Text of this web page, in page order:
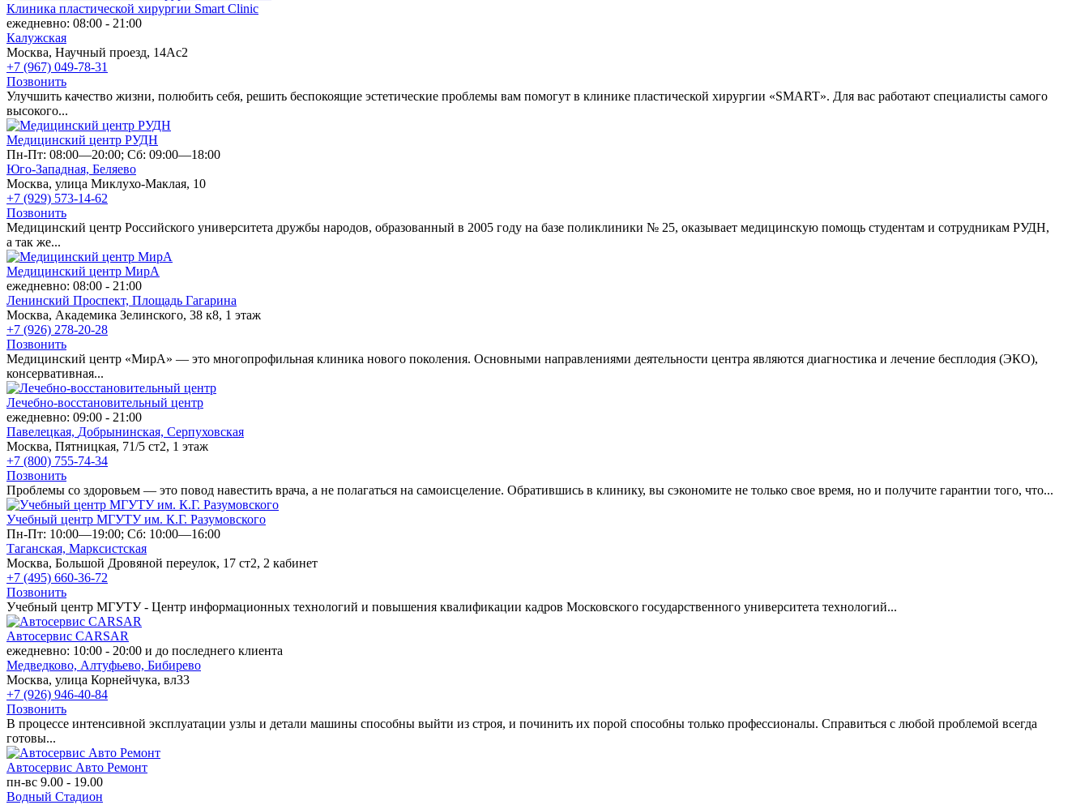
Клиника пластической хирургии Smart Clinic
ежедневно: 08:00 - 21:00
Калужская
Москва, Научный проезд, 14Ас2
+7 (967) 049-78-31
Позвонить
Улучшить качество жизни, полюбить себя, решить беспокоящие эстетические проблемы вам помогут в клинике пластической хирургии «SMART». Для вас работают специалисты самого
высокого...
Медицинский центр РУДН
Пн-Пт: 08:00—20:00; Сб: 09:00—18:00
Юго-Западная, Беляево
Москва, улица Миклухо-Маклая, 10
+7 (929) 573-14-62
Позвонить
Медицинский центр Российского университета дружбы народов, образованный в 2005 году на базе поликлиники № 25, оказывает медицинскую помощь студентам и сотрудникам РУДН,
а так же...
Медицинский центр МирА
ежедневно: 08:00 - 21:00
Ленинский Проспект, Площадь Гагарина
Москва, Академика Зелинского, 38 к8, 1 этаж
+7 (926) 278-20-28
Позвонить
Медицинский центр «МирА» — это многопрофильная клиника нового поколения. Основными направлениями деятельности центра являются диагностика и лечение бесплодия (ЭКО),
консервативная...
Лечебно-восстановительный центр
ежедневно: 09:00 - 21:00
Павелецкая, Добрынинская, Серпуховская
Москва, Пятницкая, 71/5 ст2, 1 этаж
+7 (800) 755-74-34
Позвонить
Проблемы со здоровьем — это повод навестить врача, а не полагаться на самоисцеление. Обратившись в клинику, вы сэкономите не только свое время, но и получите гарантии того, что...
Учебный центр МГУТУ им. К.Г. Разумовского
Пн-Пт: 10:00—19:00; Сб: 10:00—16:00
Таганская, Марксистская
Москва, Большой Дровяной переулок, 17 ст2, 2 кабинет
+7 (495) 660-36-72
Позвонить
У­чеб­ный центр МГУТУ -­ Центр ин­фор­ма­ци­он­ных тех­но­ло­гий и по­вы­ше­ни­я ква­ли­фи­ка­ци­и кад­ров Мос­ков­ско­го го­су­дарс­твен­но­го у­ни­вер­си­те­та тех­но­ло­гий...
Автосервис CARSAR
ежедневно: 10:00 - 20:00 и до последнего клиента
Медведково, Алтуфьево, Бибирево
Москва, улица Корнейчука, вл33
+7 (926) 946-40-84
Позвонить
В процессе интенсивной эксплуатации узлы и детали машины способны выйти из строя, и починить их порой способны только профессионалы. Справиться с любой проблемой всегда
готовы...
Автосервис Авто Ремонт
пн-вс 9.00 - 19.00
Водный Стадион